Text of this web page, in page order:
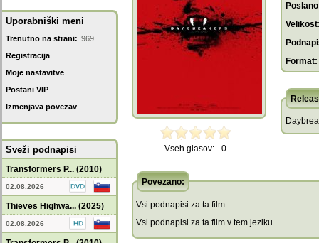
Uporabniški meni
Trenutno na strani: 969
Registracija
Moje nastavitve
Postani VIP
Izmenjava povezav
Sveži podnapisi
Transformers P... (2010)
02.08.2026
Thieves Highwa... (2025)
02.08.2026
Vseh glasov: 0
Format:
Povezano:
Vsi podnapisi za ta film
Vsi podnapisi za ta film v tem jeziku